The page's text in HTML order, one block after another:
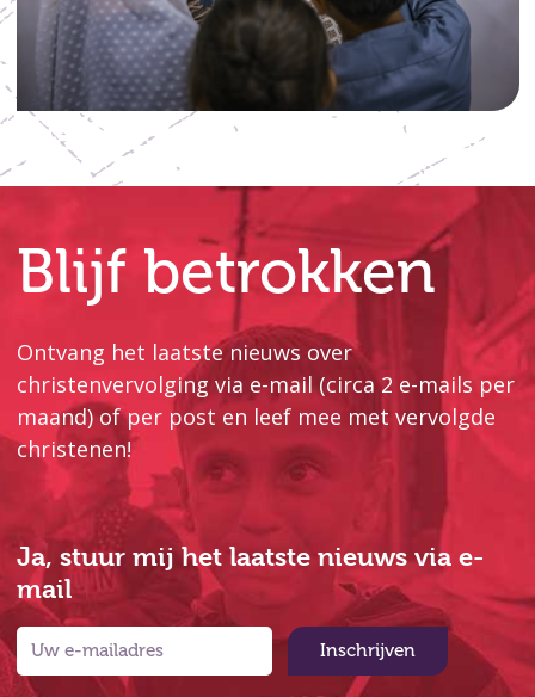
Blijf betrokken
Ontvang het laatste nieuws over
christenvervolging via e-mail (circa 2 e-mails per
maand) of per post en leef mee met vervolgde
christenen!
Ja, stuur mij het laatste nieuws via e-
mail
Inschrijven